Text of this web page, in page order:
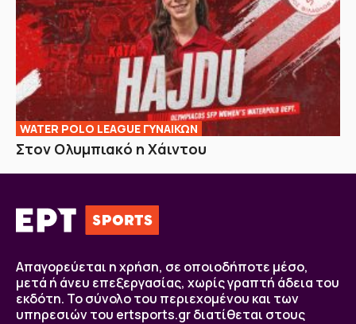
WATER POLO LEAGUE ΓΥΝΑΙΚΩΝ
Στον Ολυμπιακό η Χάιντου
Απαγορεύεται η χρήση, σε οποιοδήποτε μέσο,
μετά ή άνευ επεξεργασίας, χωρίς γραπτή άδεια του
εκδότη. Το σύνολο του περιεχομένου και των
υπηρεσιών του ertsports.gr διατίθεται στους